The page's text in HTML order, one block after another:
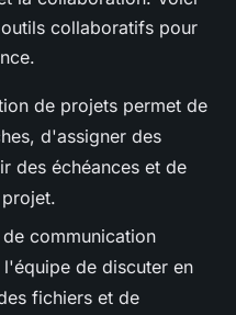
collaboratifs pour
de projets permet de
d'assigner des
des échéances et de
communication
de discuter en
fichiers et de